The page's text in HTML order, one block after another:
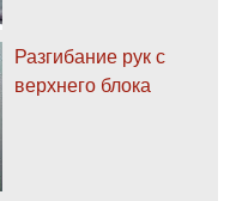
Разгибание рук с
верхнего блока